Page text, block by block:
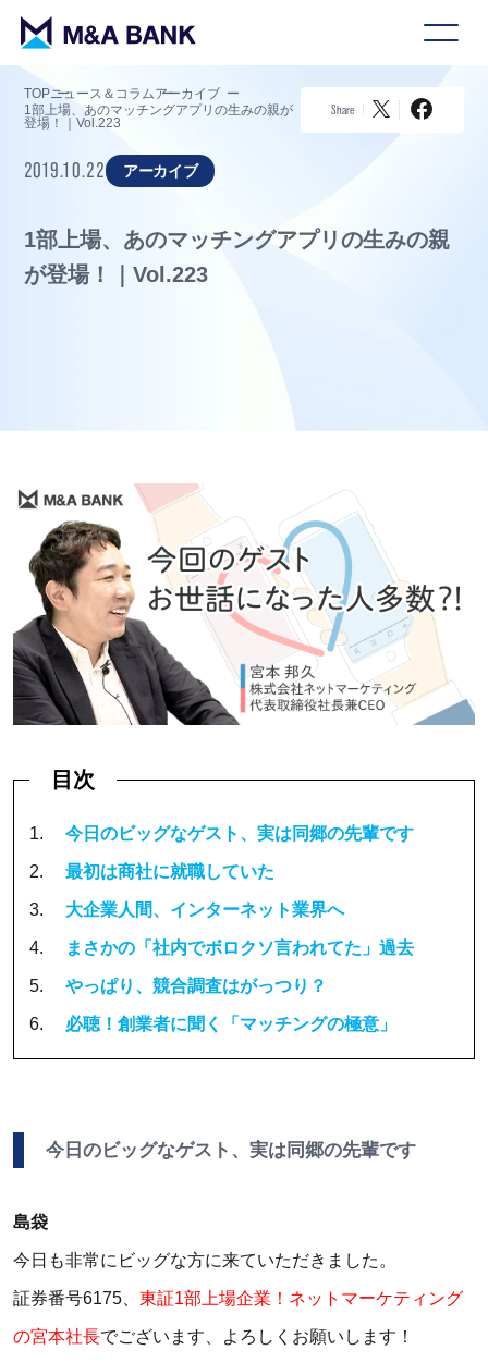
TOPニュース＆コラムアーカイブ
1部上場、あのマッチングアプリの生みの親が
登場！｜Vol.223
Share
2019.10.22 アーカイブ
1部上場、あのマッチングアプリの生みの親
が登場！｜Vol.223
目次
1. 今日のビッグなゲスト、実は同郷の先輩です
2. 最初は商社に就職していた
3. 大企業人間、インターネット業界へ
4. まさかの「社内でボロクソ言われてた」過去
5. やっぱり、競合調査はがっつり？
6. 必聴！創業者に聞く「マッチングの極意」
今日のビッグなゲスト、実は同郷の先輩です
島袋
今日も非常にビッグな方に来ていただきました。
証券番号6175、東証1部上場企業！ネットマーケティング
の宮本社長でございます、よろしくお願いします！